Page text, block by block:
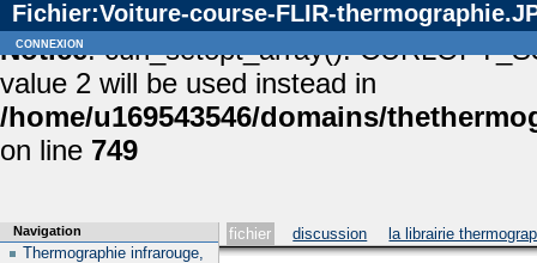
Notice: curl_setopt_array():
value 2 will be used instead in
/home/u169543546/domains/
on line 749
Fichier:Voiture-course-FLIR-
fichier discussion la librairie
Navigation
Thermographie infrarouge,
connexion